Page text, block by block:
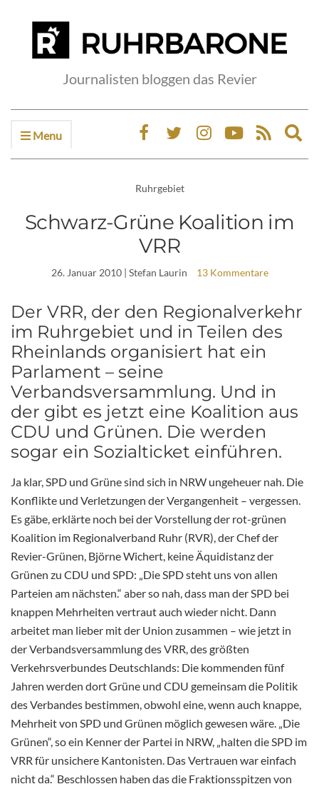
Journalisten bloggen das Revier
Menu
Ruhrgebiet
Schwarz-Grüne Koalition im
VRR
26. Januar 2010| Stefan Laurin 13 Kommentare
Der VRR, der den Regionalverkehr
im Ruhrgebiet und in Teilen des
Rheinlands organisiert hat ein
Parlament – seine
Verbandsversammlung. Und in
der gibt es jetzt eine Koalition aus
CDU und Grünen. Die werden
sogar ein Sozialticket einführen.
Ja klar, SPD und Grüne sind sich in NRW ungeheuer nah. Die
Konflikte und Verletzungen der Vergangenheit – vergessen.
Es gäbe, erklärte noch bei der Vorstellung der rot-grünen
Koalition im Regionalverband Ruhr (RVR), der Chef der
Revier-Grünen, Björne Wichert, keine Äquidistanz der
Grünen zu CDU und SPD: „Die SPD steht uns von allen
Parteien am nächsten.“ aber so nah, dass man der SPD bei
knappen Mehrheiten vertraut auch wieder nicht. Dann
arbeitet man lieber mit der Union zusammen – wie jetzt in
der Verbandsversammlung des VRR, des größten
Verkehrsverbundes Deutschlands: Die kommenden fünf
Jahren werden dort Grüne und CDU gemeinsam die Politik
des Verbandes bestimmen, obwohl eine, wenn auch knappe,
Mehrheit von SPD und Grünen möglich gewesen wäre. „Die
Grünen“, so ein Kenner der Partei in NRW, „halten die SPD im
VRR für unsichere Kantonisten. Das Vertrauen war einfach
nicht da.“ Beschlossen haben das die Fraktionsspitzen von